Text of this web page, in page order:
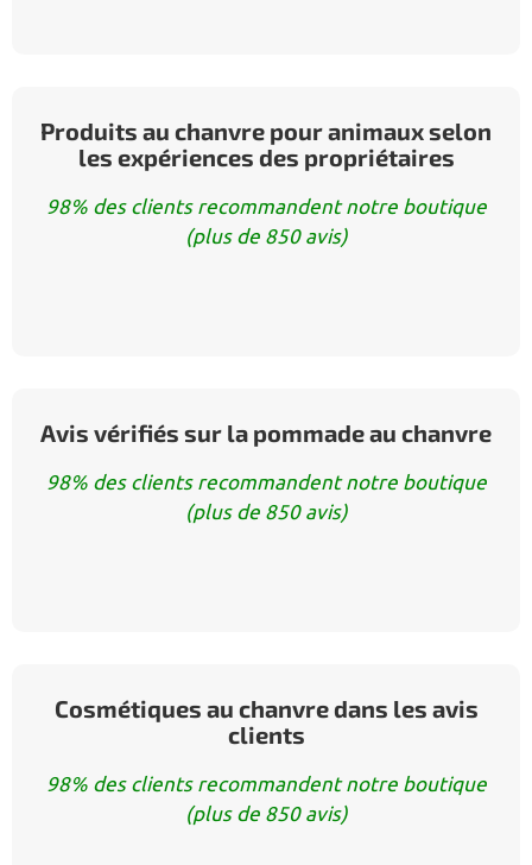
Produits au chanvre pour animaux selon
les expériences des propriétaires
98% des clients recommandent notre boutique
(plus de 850 avis)
Avis vérifiés sur la pommade au chanvre
98% des clients recommandent notre boutique
(plus de 850 avis)
Cosmétiques au chanvre dans les avis
clients
98% des clients recommandent notre boutique
(plus de 850 avis)